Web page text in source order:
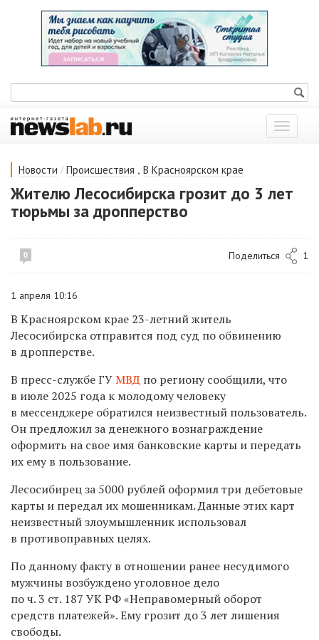
Показать
меню
Новости / Происшествия , В Красноярском крае
Жителю Лесосибирска грозит до 3 лет
тюрьмы за дропперство
0 Поделиться 1
1 апреля 10:16
В Красноярском крае 23-летний житель
Лесосибирска отправится под суд по обвинению
в дропперстве.
В пресс-службе ГУМВД по региону сообщили, что
в июле 2025 года к молодому человеку
в мессенджере обратился неизвестный пользователь.
Он предложил за денежного вознаграждение
оформить на свое имя банковские карты и передать
их ему в пользование.
Лесосибирец за 5000 рублей оформил три дебетовые
карты и передал их мошенникам. Данные этих карт
неизвестный злоумышленник использовал
в противоправных целях.
По данному факту в отношении ранее несудимого
мужчины возбуждено уголовное дело
по ч. 3 ст. 187 УК РФ «Неправомерный оборот
средств платежей». Ему грозит до 3 лет лишения
свободы.